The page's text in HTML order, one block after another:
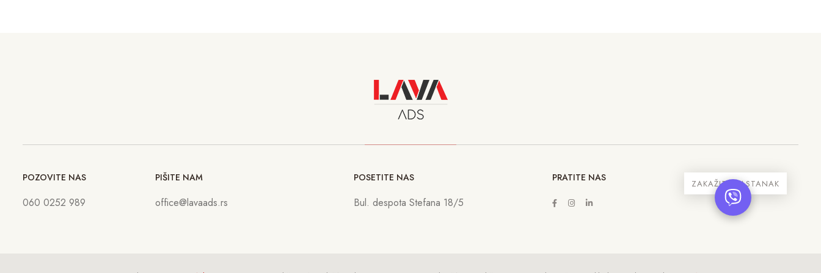
POZOVITE NAS
060 0252 989
PIŠITE NAM
office@lavaads.rs
POSETITE NAS
Bul. despota Stefana 18/5
PRATITE NAS
ZAKAŽITE SASTANAK